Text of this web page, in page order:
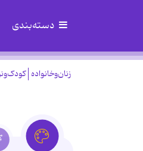
دسته‌بندی
زنان‌وخانواده